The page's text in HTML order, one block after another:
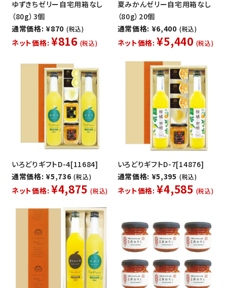
ゆずきちゼリー自宅用箱なし
（80g）3個
通常価格: ¥870 (税込)
ネット価格: ¥816 (税込)
夏みかんゼリー自宅用箱なし
（80g）20個
通常価格: ¥6,400 (税込)
ネット価格: ¥5,440 (税込)
いろどりギフトD-4[11684]
通常価格: ¥5,736 (税込)
ネット価格: ¥4,875 (税込)
いろどりギフトD-7[14876]
通常価格: ¥5,395 (税込)
ネット価格: ¥4,585 (税込)